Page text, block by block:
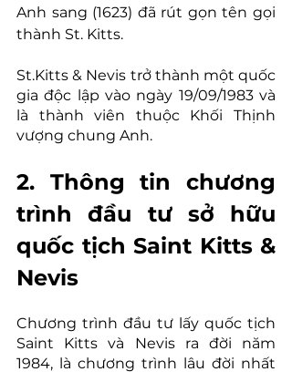
Anh sang (1623) đã rút gọn tên gọi
thành St. Kitts.
St.Kitts & Nevis trở thành một quốc
gia độc lập vào ngày 19/09/1983 và
là thành viên thuộc Khối Thịnh
vượng chung Anh.
2. Thông tin chương
trình đầu tư sở hữu
quốc tịch Saint Kitts &
Nevis
Chương trình đầu tư lấy quốc tịch
Saint Kitts và Nevis ra đời năm
1984, là chương trình lâu đời nhất